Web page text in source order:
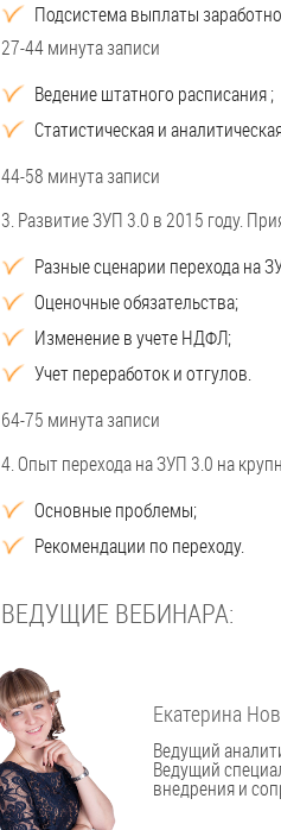
Подсистема выплаты
27-44 минута записи
Ведение штатного расписания ;
Статистическая и
44-58 минута записи
3. Развитие ЗУП 3.0 в 2015 году.
Разные сценарии перехода на
Оценочные обязательства;
Изменение в учете НДФЛ;
Учет переработок и отгулов.
64-75 минута записи
4. Опыт перехода на ЗУП 3.0 на
Основные проблемы;
Рекомендации по переходу.
ВЕДУЩИЕ ВЕБИНАРА:
Екатерина
Ведущий
Ведущий
внедрения и